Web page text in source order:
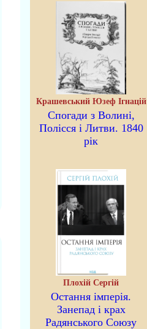
Крашевський Юзеф Ігнацій
Спогади з Волині,
Полісся і Литви. 1840
рік
Плохій Сергій
Остання імперія.
Занепад і крах
Радянського Союзу